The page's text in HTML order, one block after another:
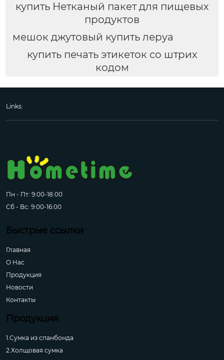
купить Нетканый пакет для пищевых
продуктов
мешок джутовый купить леруа
купить печать этикеток со штрих
кодом
Links:
Пн - Пт: 9:00-18:00
Сб - Вс: 9:00-16:00
Быстрые ссылки
Главная
О Hас
Продукция
Новости
Контакты
Продукция
1.Сумка из спанбонда
2.Холщовая сумка